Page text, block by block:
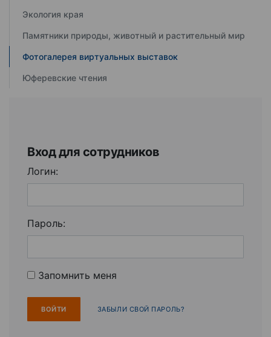
Экология края
Памятники природы, животный и растительный мир
Фотогалерея виртуальных выставок
Юферевские чтения
Вход для сотрудников
Логин:
Пароль:
Запомнить меня
ЗАБЫЛИ СВОЙ ПАРОЛЬ?